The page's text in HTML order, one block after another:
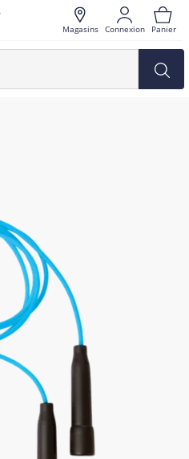
Magasins Connexion Panier